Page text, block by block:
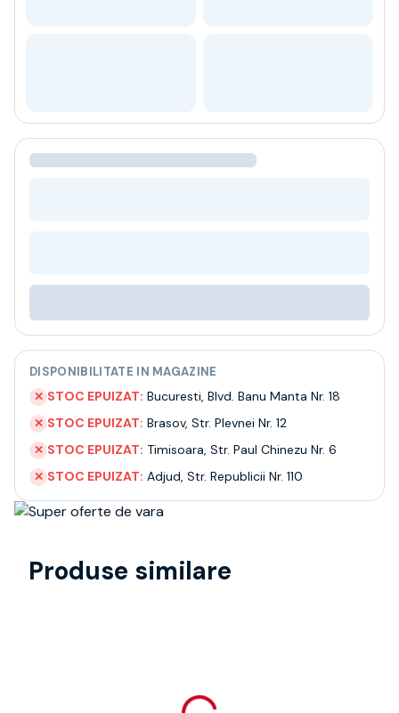
Ceai
Bacanie
BLACK FRIDAY
Contact
Livrare
Termeni si conditii
Politica de confidentialitate
Intrebari frecvente
DISPONIBILITATE IN MAGAZINE
✕ STOC EPUIZAT: Bucuresti, Blvd. Banu Manta Nr. 18
✕ STOC EPUIZAT: Brasov, Str. Plevnei Nr. 12
✕ STOC EPUIZAT: Timisoara, Str. Paul Chinezu Nr. 6
✕ STOC EPUIZAT: Adjud, Str. Republicii Nr. 110
Produse similare